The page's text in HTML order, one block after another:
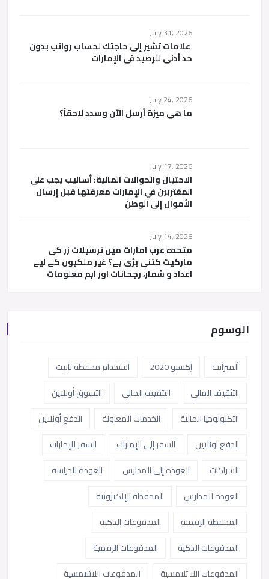
July 31, 2026
علامات تشير إلى حاجتك لحساب رواتب بدون
حد أدنى للرصيد في الإمارات
July 24, 2026
ما هي ميزة أرسل الآن وسدد لاحقاً؟
July 17, 2026
الاحتيال والحوالات المالية: أساليب يجب على
المغتربين في الإمارات معرفتها قبل إرسال
الأموال إلى الوطن
July 14, 2026
متحدہ عرب امارات میں ترسیلات زر کی
مارکیٹ کتنی بڑی ہے؟ غیر ملکیوں کے لیے
اعداد و شمار، رجحانات اور اہم معلومات
الوسوم
ألميزانية إكسبو 2020
استخدام محفظة باييت
التثقيف المالي
التثقيف المالي
التسوق أونلاين
التكنولوجيا المالية
الخدمات المعاونة
الدفع أونلاين
الدفع اونلاين
السفر إلى الإمارات
السفر للإمارات
الشراكات
العودة إلى المدارس
العودة للدراسة
العودة للمدارس
المحفظة الإلكترونية
المحفظة الرقمية
المدفوعات الذكية
المدفوعات الذكية
المدفوعات الرقمية
المدفوعات اللا تلامسية
المدفوعات اللاتلامسية